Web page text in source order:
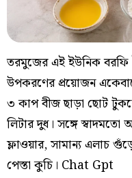
তরমুজের এই ইউনিক বরফি
উপকরণের প্রয়োজন
৩ কাপ বীজ ছাড়া ছোট
লিটার দুধ। সঙ্গে স্বাদমতো
ফ্লাওয়ার, সামান্য এলাচ
পেস্তা কুচি। Chat Gpt